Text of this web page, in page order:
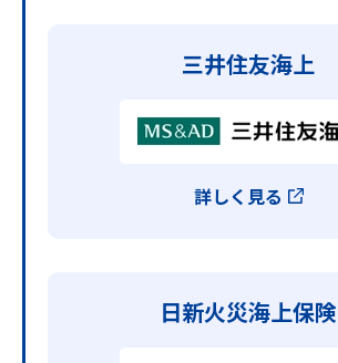
三井住友海上
詳しく見る
日新火災海上保険